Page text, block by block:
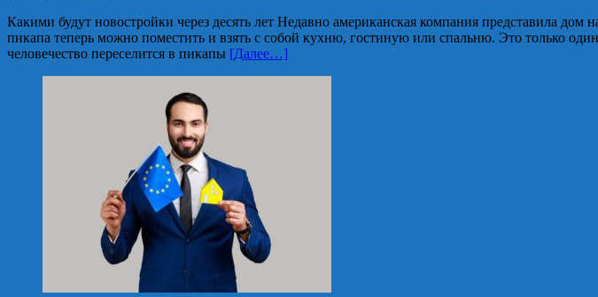
Какими будут новостройки через десять лет Недавно американская компания представила
пикапа теперь можно поместить и взять с собой кухню, гостиную или спальню. Это только
человечество переселится в пикапы [Далее…]